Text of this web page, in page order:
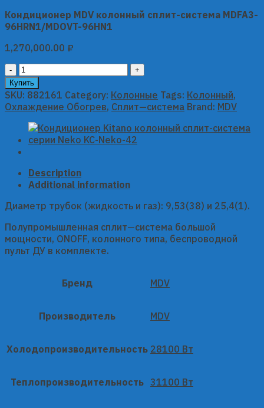
Кондиционер MDV колонный сплит-система MDFA3-
96HRN1/MDOVT-96HN1
1,270,000.00 ₽
Кондиционер
MDV
колонный
сплит-
система
MDFA3-
96HRN1/MDOVT-
96HN1
Купить
SKU: 882161 Category: Колонные Tags: Колонный,
Охлаждение Обогрев, Сплит—система Brand: MDV
Description
Additional information
Диаметр трубок (жидкость и газ): 9,53(38) и 25,4(1).
Полупромышленная сплит—система большой
мощности, ONOFF, колонного типа, беспроводной
пульт ДУ в комплекте.
Бренд MDV
Производитель MDV
Холодопроизводительность 28100 Вт
Теплопроизводительность 31100 Вт